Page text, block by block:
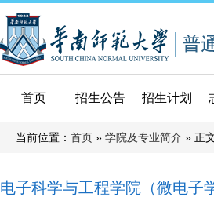
首页 招生公告 招生计划
当前位置： 首页 » 学院及专业简介 » 正
电子科学与工程学院（微电子